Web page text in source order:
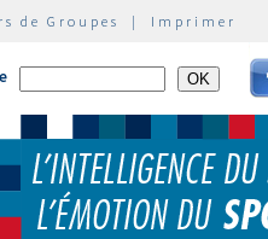
de Groupes | Imprimer